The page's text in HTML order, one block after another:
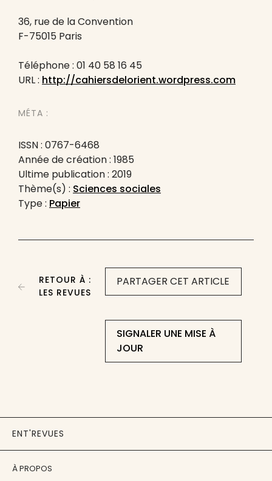
36, rue de la Convention
F-75015 Paris
Téléphone : 01 40 58 16 45
URL : http://cahiersdelorient.wordpress.com
MÉTA :
ISSN : 0767-6468
Année de création : 1985
Ultime publication : 2019
Thème(s) : Sciences sociales
Type : Papier
PARTAGER CET ARTICLE
SIGNALER UNE MISE À
JOUR
RETOUR À :
LES REVUES
ENT'REVUES
À PROPOS